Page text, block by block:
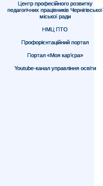
Центр професійного розвитку
педагогічних працівників Чернігівської
міської ради
НМЦ ПТО
Профорієнтаційний портал
Портал «Моя кар’єра»
Youtube-канал управління освіти